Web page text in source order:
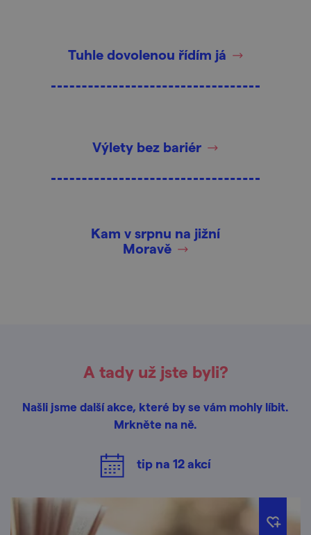
Tuhle dovolenou řídím já
Výlety bez bariér
Kam v srpnu na jižní
Moravě
A tady už jste byli?
Našli jsme další akce, které by se vám mohly líbit.
Mrkněte na ně.
tip na 12akcí